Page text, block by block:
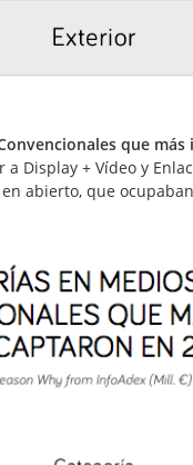
que
Display + Vídeo y
abierto, que